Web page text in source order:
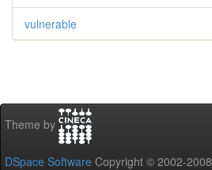
vulnerable
Theme by
DSpace Software Copyright © 2002-2008